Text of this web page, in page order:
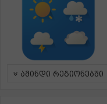
ამინდი რეგიონებში